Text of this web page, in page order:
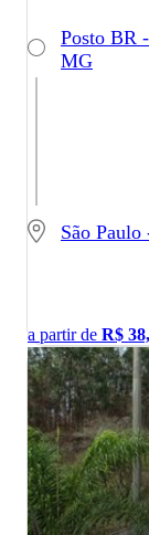
Posto BR
MG
São Paulo
a partir de R$